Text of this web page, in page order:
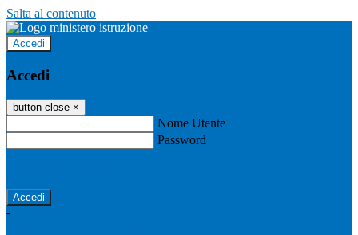
Salta al contenuto
Accedi
Accedi
button close ×
Nome Utente
Password
-